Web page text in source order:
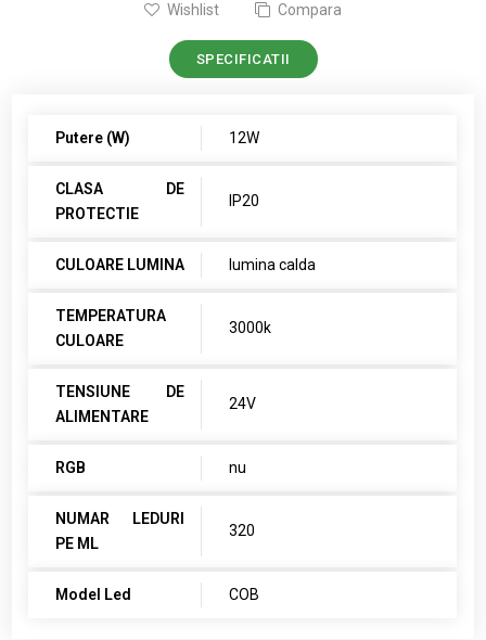
Wishlist Compara
SPECIFICATII
Putere (W) 12W
CLASA DE
PROTECTIE
IP20
CULOARE LUMINA lumina calda
TEMPERATURA
CULOARE
3000k
TENSIUNE DE
ALIMENTARE
24V
RGB nu
NUMAR LEDURI
PE ML
320
Model Led COB